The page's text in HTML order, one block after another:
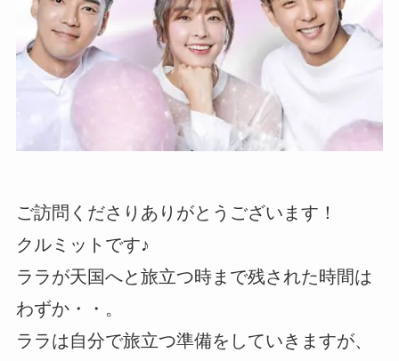
ご訪問くださりありがとうございます！
クルミットです♪
ララが天国へと旅立つ時まで残された時間は
わずか・・。
ララは自分で旅立つ準備をしていきますが、